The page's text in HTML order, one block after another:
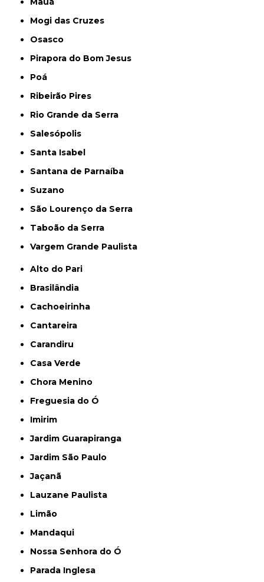
Mogi das Cruzes
Osasco
Pirapora do Bom Jesus
Poá
Ribeirão Pires
Rio Grande da Serra
Salesópolis
Santa Isabel
Santana de Parnaíba
Suzano
São Lourenço da Serra
Taboão da Serra
Vargem Grande Paulista
Alto do Pari
Brasilândia
Cachoeirinha
Cantareira
Carandiru
Casa Verde
Chora Menino
Freguesia do Ó
Imirim
Jardim Guarapiranga
Jardim São Paulo
Jaçanã
Lauzane Paulista
Limão
Mandaqui
Nossa Senhora do Ó
Parada Inglesa